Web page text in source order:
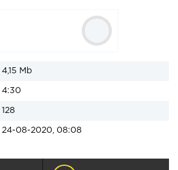
4,15 Mb
4:30
128
24-08-2020, 08:08